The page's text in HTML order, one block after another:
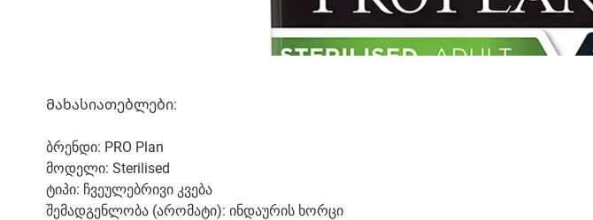
Მახასიათებლები:
ბრენდი: PRO Plan
მოდელი: Sterilised
ტიპი: ჩვეულებრივი კვება
შემადგენლობა (არომატი): ინდაურის ხორცი